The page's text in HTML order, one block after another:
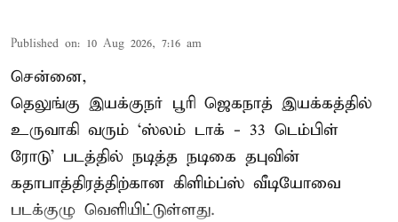
Published on: 10 Aug 2026, 7:16 am
சென்னை,
தெலுங்கு இயக்குநர் பூரி ஜெகநாத் இயக்கத்தில்
உருவாகி வரும் ‘ஸ்லம் டாக் - 33 டெம்பிள்
ரோடு’ படத்தில் நடித்த நடிகை தபுவின்
கதாபாத்திரத்திற்கான கிளிம்ப்ஸ் வீடியோவை
படக்குழு வெளியிட்டுள்ளது.